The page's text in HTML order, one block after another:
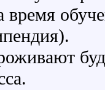
время